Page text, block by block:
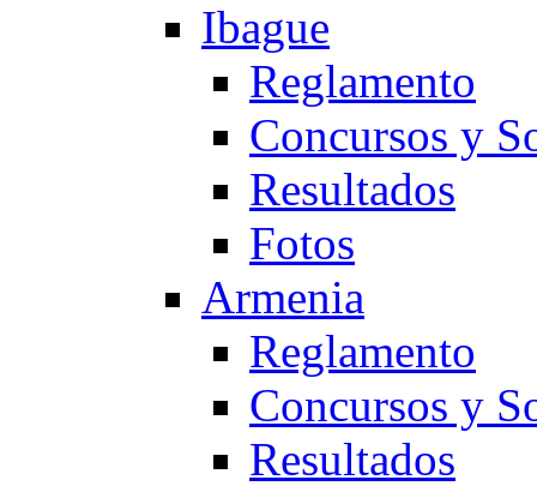
Ibague
Reglamento
Concursos y
Resultados
Fotos
Armenia
Reglamento
Concursos y
Resultados